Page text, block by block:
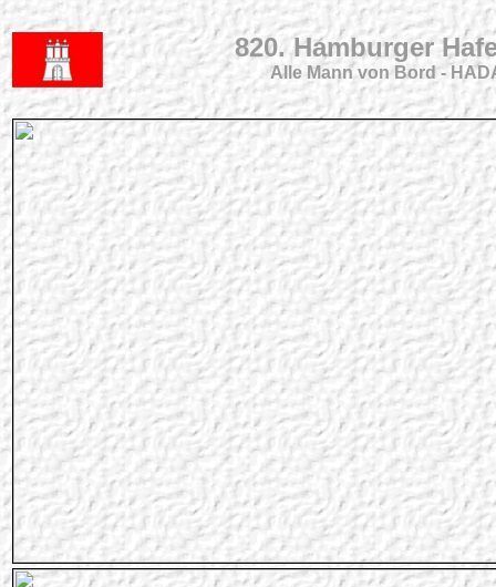
820. Hamburger
Alle Mann von Bord -